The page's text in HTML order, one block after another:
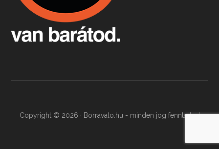
Copyright © 2026 · Borravalo.hu - minden jog fenntartva!